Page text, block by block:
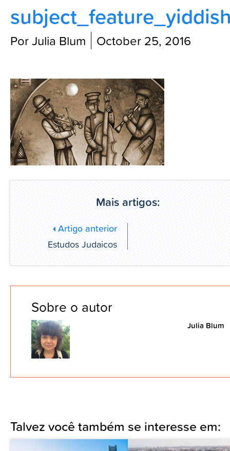
Blog
Por Julia Blum October 25, 2016
Mais artigos:
Artigo anterior
Estudos Judaicos
Sobre o autor
Julia Blum
Talvez você também se interesse em: